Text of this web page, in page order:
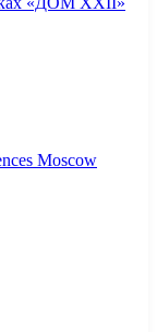
Moscow